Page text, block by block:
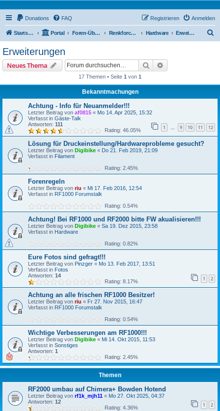
Donations FAQ Anmelden
Registrieren
Startseite Portal Foren-Übersicht Renkforce RF2000 Forum Hardware Erweiterungen
Erweiterungen
Neues Thema Suche
17 Themen • Seite 1 von 1
Bekanntmachungen
Achtung - Info für Neuanmelder!!!
Letzter Beitrag von af0815 « Mo 14. Apr 2025, 15:32
Verfasst in Gäste-Talk
Antworten: 111 1 … 9 10 11 12
Rating: 46.05%
Lösung für Druckeinstellung/Hardwareprobleme gesucht?
Letzter Beitrag von Digibike « Do 21. Feb 2019, 21:09
Verfasst in Filament
Rating: 2.45%
Forenregeln
Letzter Beitrag von riu « Mi 17. Feb 2016, 12:54
Verfasst in RF1000 Forumstalk
Rating: 0.54%
Achtung! Bei RF1000 und RF2000 bitte FW akualisieren!!!
Letzter Beitrag von Digibike « Sa 19. Dez 2015, 23:58
Verfasst in Hardware
Rating: 0.82%
Eure Fotos sind gefragt!!!
Letzter Beitrag von Pinzger « Mo 13. Feb 2017, 13:51
Verfasst in Fotos
Antworten: 14 1 2
Rating: 8.17%
Achtung an alle frischen RF1000 Besitzer!
Letzter Beitrag von riu « Fr 27. Nov 2015, 16:47
Verfasst in RF1000 Forumstalk
Rating: 0.54%
Wichtige Verbesserungen am RF1000!!!
Letzter Beitrag von Digibike « Mi 14. Okt 2015, 11:53
Verfasst in Sonstiges
Antworten: 1
Rating: 2.45%
Themen
RF2000 umbau auf Chimera+ Bowden Hotend
Letzter Beitrag von rf1k_mjh11 « Mo 27. Okt 2025, 04:37
Antworten: 12 1 2
Rating: 4.36%